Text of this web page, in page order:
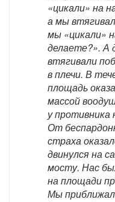
«цикали» на
а мы
мы «цикали»
делаете?». А
втягивали
в плечи. В
площадь
массой
у противника
От
страха
двинулся на
мосту. Нас
на площади
Мы